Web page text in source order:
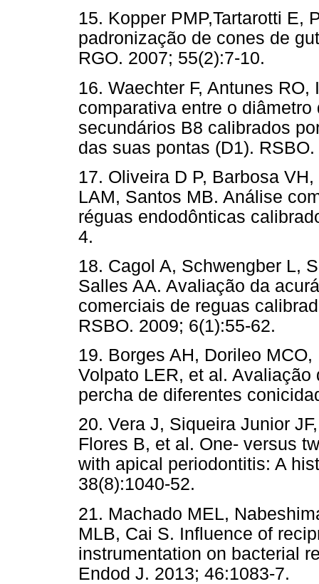
15. Kopper PMP,Tartarotti E,
padronização de cones de
RGO. 2007; 55(2):7-10.
16. Waechter F, Antunes
comparativa entre o
secundários B8 calibrados
das suas pontas (D1).
17. Oliveira D P, Barbosa
LAM, Santos MB. Análise
réguas endodônticas
4.
18. Cagol A, Schwengber L,
Salles AA. Avaliação da
comerciais de reguas
RSBO. 2009; 6(1):55-62.
19. Borges AH, Dorileo
Volpato LER, et al.
percha de diferentes
20. Vera J, Siqueira Junior
Flores B, et al. One- versus
with apical periodontitis: A
38(8):1040-52.
21. Machado MEL,
MLB, Cai S. Influence of
instrumentation on bacterial
Endod J. 2013; 46:1083-7.